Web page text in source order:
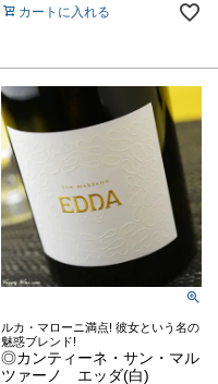
カートに入れる
ルカ・マローニ満点! 彼女という名の
魅惑ブレンド!
◎カンティーネ・サン・マル
ツァーノ エッダ(白)